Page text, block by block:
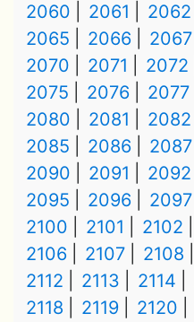
2060
2061 2062
2065
2066 2067
2070
2071 2072
2075
2076 2077
2080
2081 2082
2085
2086 2087
2090
2091 2092
2095
2096 2097
2100
2101 2102
2106
2107 2108
2112
2113 2114
2118
2119 2120